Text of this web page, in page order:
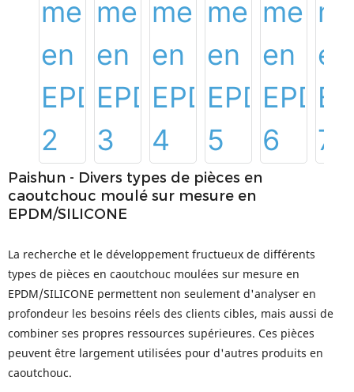
Paishun - Divers types de pièces en
caoutchouc moulé sur mesure en
EPDM/SILICONE
La recherche et le développement fructueux de différents
types de pièces en caoutchouc moulées sur mesure en
EPDM/SILICONE permettent non seulement d'analyser en
profondeur les besoins réels des clients cibles, mais aussi de
combiner ses propres ressources supérieures. Ces pièces
peuvent être largement utilisées pour d'autres produits en
caoutchouc.